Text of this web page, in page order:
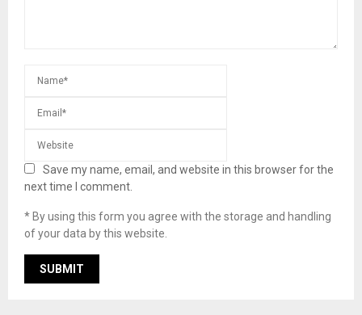
Save my name, email, and website in this browser for the
next time I comment.
* By using this form you agree with the storage and handling
of your data by this website.